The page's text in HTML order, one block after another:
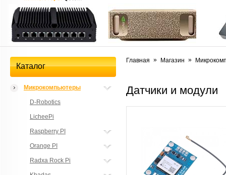
Каталог
Микрокомпьютеры
D-Robotics
LicheePi
Raspberry PI
Orange PI
Radxa Rock Pi
Главная » Магазин »
Датчики и модули